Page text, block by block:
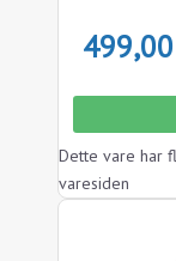
499,00
Dette vare har
varesiden